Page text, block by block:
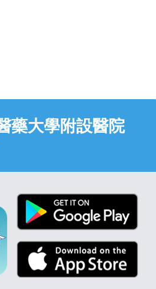
藥大學附設醫院